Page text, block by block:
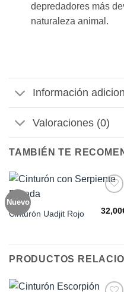
depredadores más
naturaleza animal.
Información
Valoraciones (0)
TAMBIÉN TE
Nuevo
a la
Cinturón Uadjit Rojo 32,00
PRODUCTOS